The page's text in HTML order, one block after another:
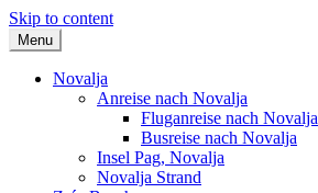
Skip to content
Menu
Novalja
Anreise nach Novalja
Fluganreise nach Novalja
Busreise nach Novalja
Insel Pag, Novalja
Novalja Strand